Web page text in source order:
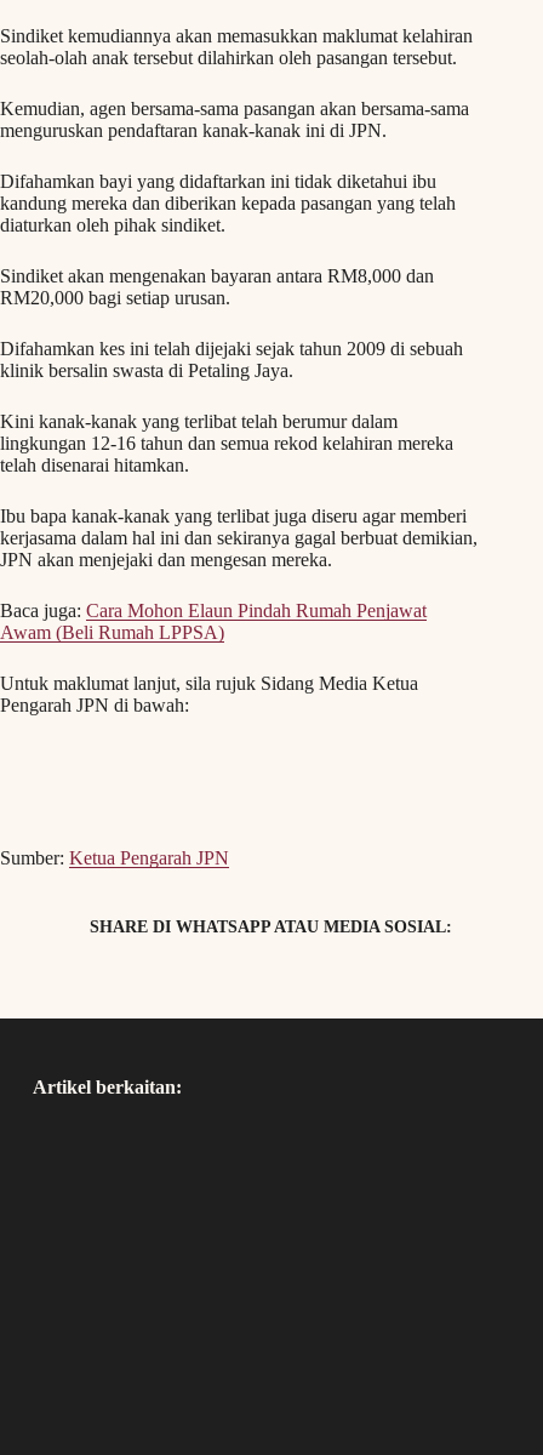
Sindiket kemudiannya akan memasukkan maklumat kelahiran
seolah-olah anak tersebut dilahirkan oleh pasangan tersebut.
Kemudian, agen bersama-sama pasangan akan bersama-sama
menguruskan pendaftaran kanak-kanak ini di JPN.
Difahamkan bayi yang didaftarkan ini tidak diketahui ibu
kandung mereka dan diberikan kepada pasangan yang telah
diaturkan oleh pihak sindiket.
Sindiket akan mengenakan bayaran antara RM8,000 dan
RM20,000 bagi setiap urusan.
Difahamkan kes ini telah dijejaki sejak tahun 2009 di sebuah
klinik bersalin swasta di Petaling Jaya.
Kini kanak-kanak yang terlibat telah berumur dalam
lingkungan 12-16 tahun dan semua rekod kelahiran mereka
telah disenarai hitamkan.
Ibu bapa kanak-kanak yang terlibat juga diseru agar memberi
kerjasama dalam hal ini dan sekiranya gagal berbuat demikian,
JPN akan menjejaki dan mengesan mereka.
Baca juga: Cara Mohon Elaun Pindah Rumah Penjawat
Awam (Beli Rumah LPPSA)
Untuk maklumat lanjut, sila rujuk Sidang Media Ketua
Pengarah JPN di bawah:
Sumber: Ketua Pengarah JPN
SHARE DI WHATSAPP ATAU MEDIA SOSIAL:
Artikel berkaitan: